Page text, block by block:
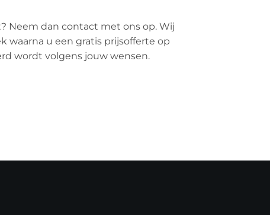
Neem dan contact met ons op. Wij
waarna u een gratis prijsofferte op
wordt volgens jouw wensen.